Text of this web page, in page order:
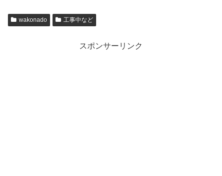
wakonado 工事中など
スポンサーリンク